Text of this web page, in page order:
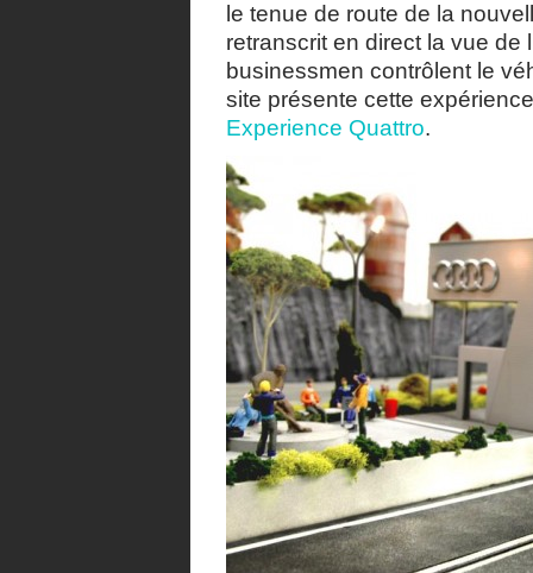
le tenue de route de la
retranscrit en direct la vue de
businessmen contrôlent le
site présente cette
Experience Quattro.